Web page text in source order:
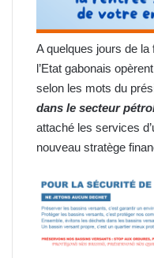
A quelques jours de
l’Etat gabonais
selon les mots du
dans le secteur
attaché les services
nouveau stratège